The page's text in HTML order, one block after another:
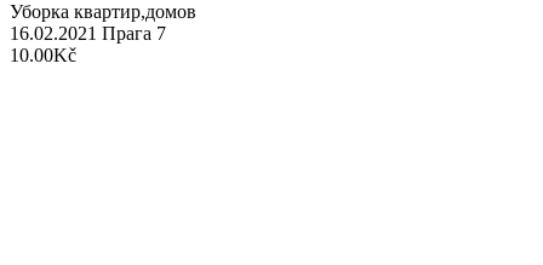
Уборка квартир,домов
16.02.2021 Прага 7
10.00Kč